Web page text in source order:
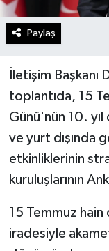
Paylaş
İletişim Başkanı
toplantıda, 15
Günü'nün 10.
ve yurt dışında
etkinliklerinin
kuruluşlarının
15 Temmuz
iradesiyle